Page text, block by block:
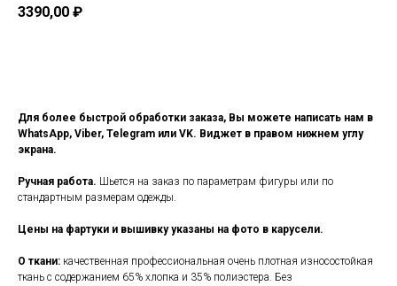
3390,00 ₽
Для более быстрой обработки заказа, Вы можете написать нам в
WhatsApp, Viber, Telegram или VK. Виджет в правом нижнем углу
экрана.
Ручная работа. Шьется на заказ по параметрам фигуры или по
стандартным размерам одежды.
Цены на фартуки и вышивку указаны на фото в карусели.
О ткани: качественная профессиональная очень плотная износостойкая
ткань с содержанием 65% хлопка и 35% полиэстера. Без